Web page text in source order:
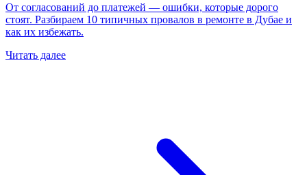
От согласований до платежей — ошибки, которые дорого
стоят. Разбираем 10 типичных провалов в ремонте в Дубае и
как их избежать.
Читать далее